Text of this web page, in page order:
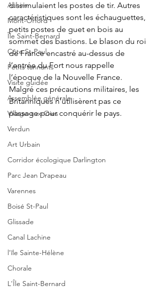
Achim
Mont-Orford
Île Saint-Bernard
Côte St-Paul
Petits tannants
Visite guidée
Assemblée générale
Village-aux-Oies
Verdun
Art Urbain
Corridor écologique Darlington
Parc Jean Drapeau
Varennes
Boisé St-Paul
Glissade
Canal Lachine
l’île Sainte-Hélène
Chorale
L'Île Saint-Bernard
dissimulaient les postes de tir. Autres
caractéristiques sont les échauguettes,
petits postes de guet en bois au
sommet des bastions. Le blason du roi
de France encastré au-dessus de
l’entrée du Fort nous rappelle
l’époque de la Nouvelle France.
Malgré ces précautions militaires, les
Britanniques n’utilisèrent pas ce
passage pour conquérir le pays.